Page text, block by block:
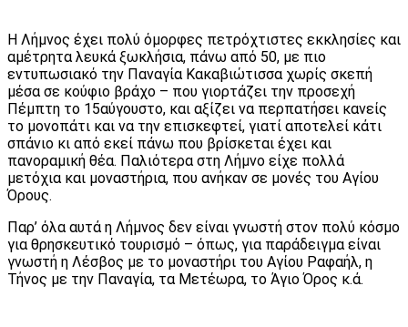
Η Λήμνος έχει πολύ όμορφες πετρόχτιστες εκκλησίες και
αμέτρητα λευκά ξωκλήσια, πάνω από 50, με πιο
εντυπωσιακό την Παναγία Κακαβιώτισσα χωρίς σκεπή
μέσα σε κούφιο βράχο – που γιορτάζει την προσεχή
Πέμπτη το 15αύγουστο, και αξίζει να περπατήσει κανείς
το μονοπάτι και να την επισκεφτεί, γιατί αποτελεί κάτι
σπάνιο κι από εκεί πάνω που βρίσκεται έχει και
πανοραμική θέα. Παλιότερα στη Λήμνο είχε πολλά
μετόχια και μοναστήρια, που ανήκαν σε μονές του Αγίου
Όρους.
Παρ’ όλα αυτά η Λήμνος δεν είναι γνωστή στον πολύ κόσμο
για θρησκευτικό τουρισμό – όπως, για παράδειγμα είναι
γνωστή η Λέσβος με το μοναστήρι του Αγίου Ραφαήλ, η
Τήνος με την Παναγία, τα Μετέωρα, το Άγιο Όρος κ.ά.